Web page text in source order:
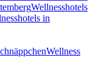
Wellnesshotels
in
Wellness